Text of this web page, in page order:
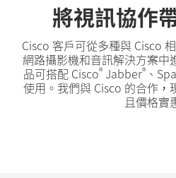
將視訊協作
Cisco 客戶可從多種與 Cisco
網路攝影機和音訊解決方案中
品可搭配 Cisco®Jabber®、
使用。我們與 Cisco 的合作，
且價格實